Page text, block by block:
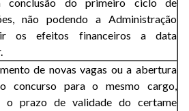
não podendo a Administração
os efeitos financeiros a data
de novas vagas ou a abertura
concurso para o mesmo cargo,
o prazo de validade do certame